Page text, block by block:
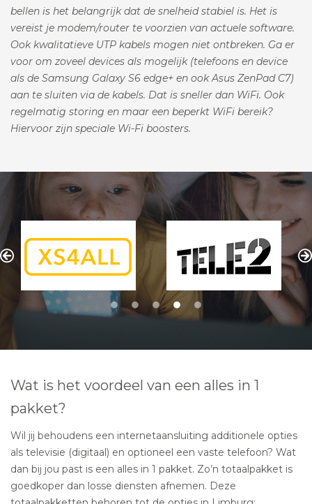
bellen is het belangrijk dat de snelheid stabiel is. Het is
vereist je modem/router te voorzien van actuele software.
Ook kwalitatieve UTP kabels mogen niet ontbreken. Ga er
voor om zoveel devices als mogelijk (telefoons en device
als de Samsung Galaxy S6 edge+ en ook Asus ZenPad C7)
aan te sluiten via de kabels. Dat is sneller dan WiFi. Ook
regelmatig storing en maar een beperkt WiFi bereik?
Hiervoor zijn speciale Wi-Fi boosters.
Wat is het voordeel van een alles in 1
pakket?
Wil jij behoudens een internetaansluiting additionele opties
als televisie (digitaal) en optioneel een vaste telefoon? Wat
dan bij jou past is een alles in 1 pakket. Zo’n totaalpakket is
goedkoper dan losse diensten afnemen. Deze